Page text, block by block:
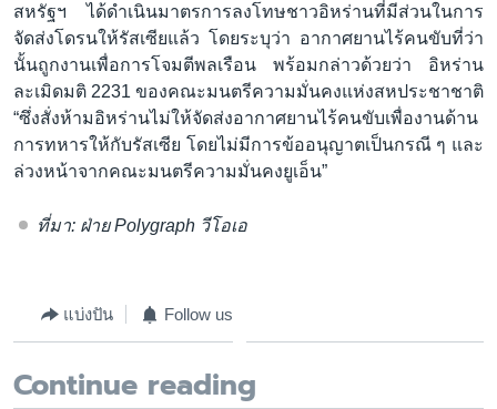
สหรัฐฯ ได้ดำเนินมาตรการลงโทษชาวอิหร่านที่มีส่วนในการ
จัดส่งโดรนให้รัสเซียแล้ว โดยระบุว่า อากาศยานไร้คนขับที่ว่า
นั้นถูกงานเพื่อการโจมตีพลเรือน พร้อมกล่าวด้วยว่า อิหร่าน
ละเมิดมติ 2231 ของคณะมนตรีความมั่นคงแห่งสหประชาชาติ
“ซึ่งสั่งห้ามอิหร่านไม่ให้จัดส่งอากาศยานไร้คนขับเพื่องานด้าน
การทหารให้กับรัสเซีย โดยไม่มีการข้ออนุญาตเป็นกรณี ๆ และ
ล่วงหน้าจากคณะมนตรีความมั่นคงยูเอ็น”
ที่มา: ฝ่าย Polygraph วีโอเอ
แบ่งปัน Follow us
Continue reading